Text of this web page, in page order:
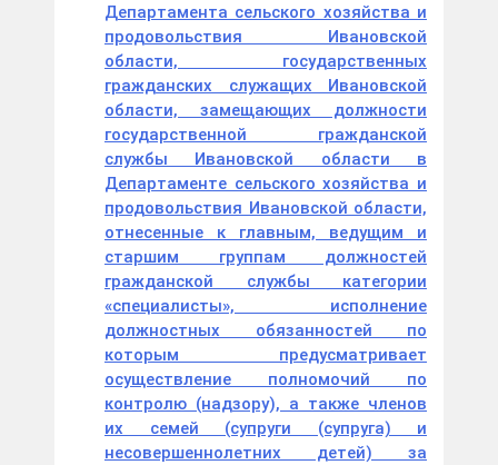
Департамента сельского хозяйства и
продовольствия Ивановской
области, государственных
гражданских служащих Ивановской
области, замещающих должности
государственной гражданской
службы Ивановской области в
Департаменте сельского хозяйства и
продовольствия Ивановской области,
отнесенные к главным, ведущим и
старшим группам должностей
гражданской службы категории
«специалисты», исполнение
должностных обязанностей по
которым предусматривает
осуществление полномочий по
контролю (надзору), а также членов
их семей (супруги (супруга) и
несовершеннолетних детей) за